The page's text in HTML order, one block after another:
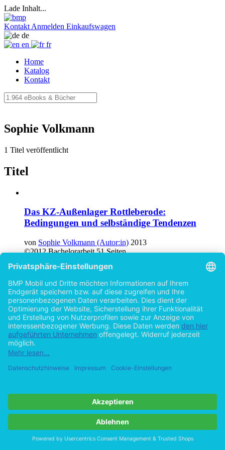
Lade Inhalt...
Kontakt Anmelden Einkaufswagen
de
en
fr
Home
Katalog
Kontakt
Sophie Volkmann
1 Titel veröffentlicht
Titel
Das KZ-Außenlager Rottleberode:
Bedingungen und selbständige Tendenzen
von Sophie Volkmann (Autor:in) 2013
©2012 Bachelorarbeit 51 Seiten
Hilfe/FAQ
Datenschutz
AGB
Vertrag widerrufen
Zur Desktop-Version
Copyright ©Imprint in der Bedey & Thoms Media GmbH powered
byOpen Publishing
Cookie-Einstellungen